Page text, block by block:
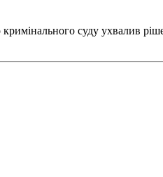
суду ухвалив